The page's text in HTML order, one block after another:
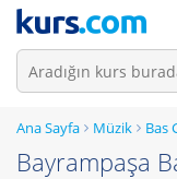
Ana Sayfa Müzik Bas
Bayrampaşa